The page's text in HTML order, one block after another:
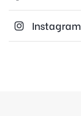
Instagram